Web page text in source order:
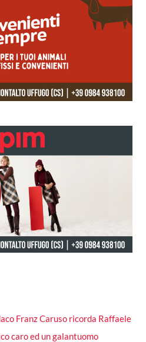
Franz Caruso ricorda Raffaele
caro ed un galantuomo